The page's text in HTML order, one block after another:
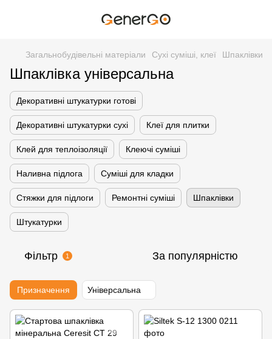
Загальнобудівельні матеріали Сухі суміші, клеї Шпаклівки
Шпаклівка універсальна
Декоративні штукатурки готові
Декоративні штукатурки сухі Клеї для плитки
Клей для теплоізоляції Клеючі суміші
Наливна підлога Суміші для кладки
Стяжки для підлоги Ремонтні суміші Шпаклівки
Штукатурки
Фільтр 1 За популярністю
Призначення Універсальна